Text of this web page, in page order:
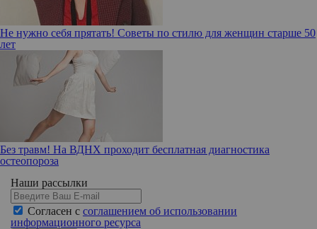
Не нужно себя прятать! Советы по стилю для женщин старше 50
лет
Без травм! На ВДНХ проходит бесплатная диагностика
остеопороза
Наши рассылки
Согласен с соглашением об использовании
информационного ресурса